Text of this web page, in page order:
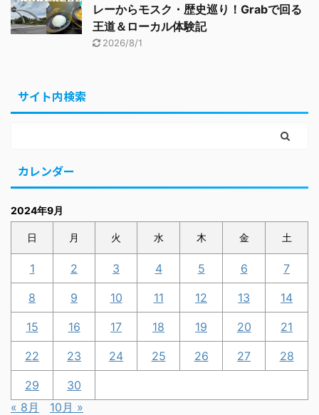
レーからモスク・歴史巡り！Grabで回る
王道＆ローカル体験記
2026/8/1
サイト内検索
カレンダー
2024年9月
日 月 火 水 木 金 土
1 2 3 4 5 6 7
8 9 10 11 12 13 14
15 16 17 18 19 20 21
22 23 24 25 26 27 28
29
30
« 8月
10月 »